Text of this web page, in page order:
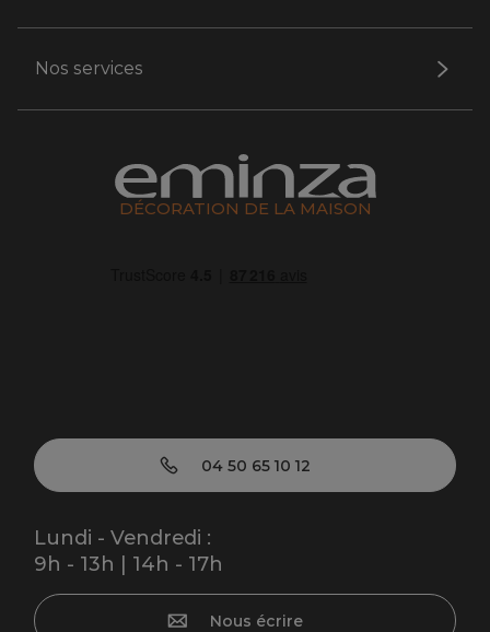
Nos services
DÉCORATION DE LA MAISON
04 50 65 10 12
Lundi - Vendredi :
9h - 13h | 14h - 17h
Nous écrire